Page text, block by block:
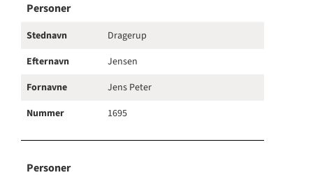
Personer
Stednavn
Dragerup
Efternavn
Jensen
Fornavne
Jens Peter
Nummer
1695
Personer